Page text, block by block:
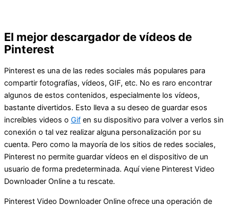
El mejor descargador de vídeos de
Pinterest
Pinterest es una de las redes sociales más populares para
compartir fotografías, vídeos, GIF, etc. No es raro encontrar
algunos de estos contenidos, especialmente los vídeos,
bastante divertidos. Esto lleva a su deseo de guardar esos
increíbles videos o Gif en su dispositivo para volver a verlos sin
conexión o tal vez realizar alguna personalización por su
cuenta. Pero como la mayoría de los sitios de redes sociales,
Pinterest no permite guardar vídeos en el dispositivo de un
usuario de forma predeterminada. Aquí viene Pinterest Video
Downloader Online a tu rescate.
Pinterest Video Downloader Online ofrece una operación de